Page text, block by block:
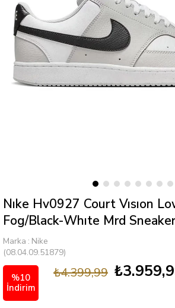
Nıke Hv0927 Court Vısıon
Fog/Black-Whıte Mrd
Marka : Nike
(08.04.09.51879)
%10
İndirim
₺4.399,99